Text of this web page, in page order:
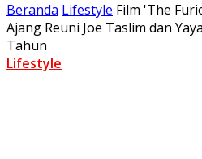
Beranda Lifestyle Film 'The
Ajang Reuni Joe Taslim dan
Tahun
Lifestyle